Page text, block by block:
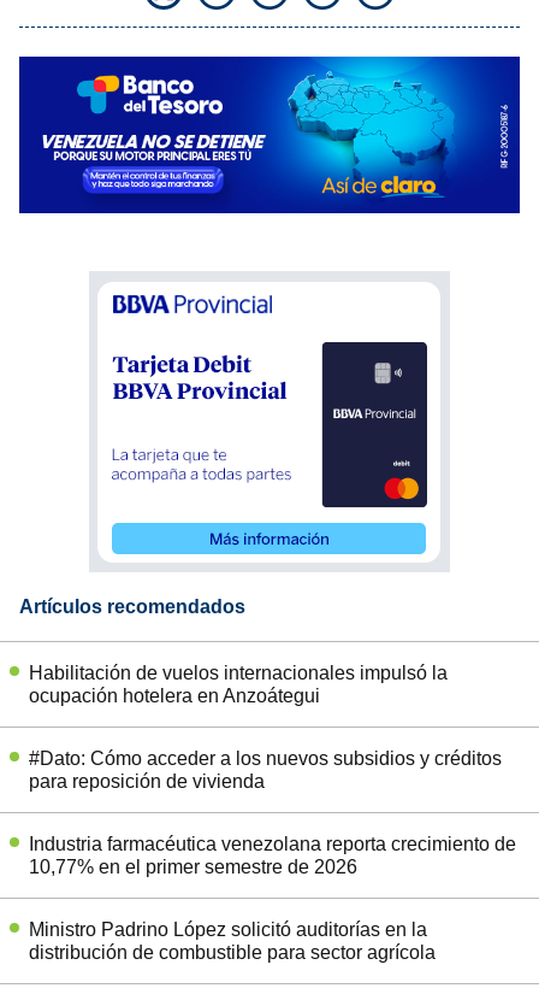
Artículos recomendados
Habilitación de vuelos internacionales impulsó la
ocupación hotelera en Anzoátegui
#Dato: Cómo acceder a los nuevos subsidios y créditos
para reposición de vivienda
Industria farmacéutica venezolana reporta crecimiento de
10,77% en el primer semestre de 2026
Ministro Padrino López solicitó auditorías en la
distribución de combustible para sector agrícola